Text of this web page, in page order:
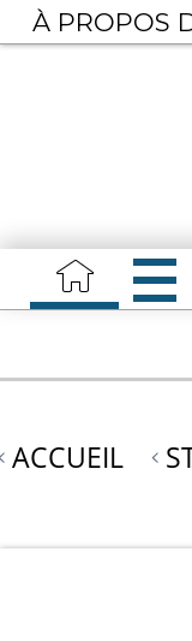
Aller
au
ACCUEIL
À PROPOS